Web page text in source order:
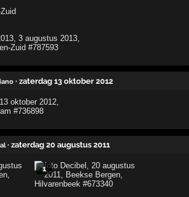
· zaterdag 13 oktober 2012
· zaterdag 20 augustus 2011
1